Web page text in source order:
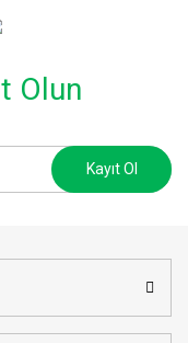
Olun
Kayıt Ol